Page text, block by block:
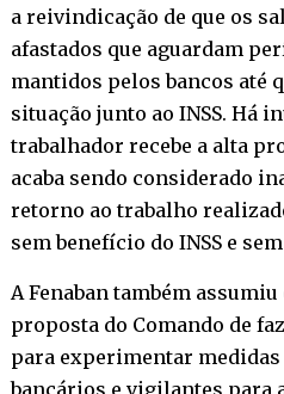
a reivindicação de que os
afastados que aguardam
mantidos pelos bancos até
situação junto ao INSS. Há
trabalhador recebe a alta
acaba sendo considerado
retorno ao trabalho
sem benefício do INSS e
A Fenaban também
proposta do Comando de
para experimentar
bancários e vigilantes para